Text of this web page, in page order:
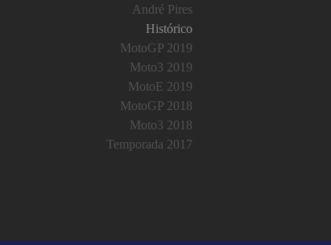
André Pires
Histórico
MotoGP 2019
Moto3 2019
MotoE 2019
MotoGP 2018
Moto3 2018
Temporada 2017